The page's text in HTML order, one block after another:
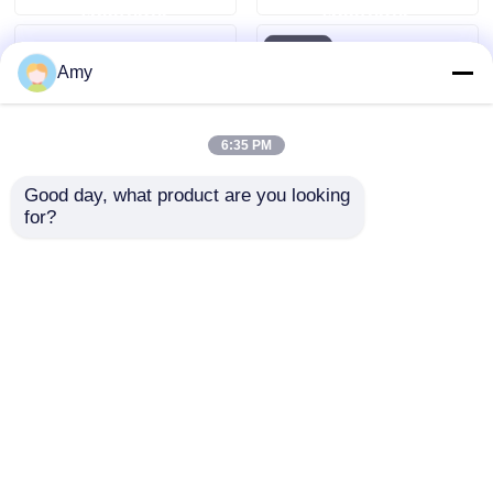
6-12m
Amy
6:35 PM
Good day, what product are you looking
for?